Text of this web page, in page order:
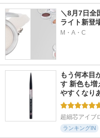
＼8月7日全
ライト新登
M・A・C
もう何本目
す 新色も増
やすくなり
超細芯アイブ
ランキングIN